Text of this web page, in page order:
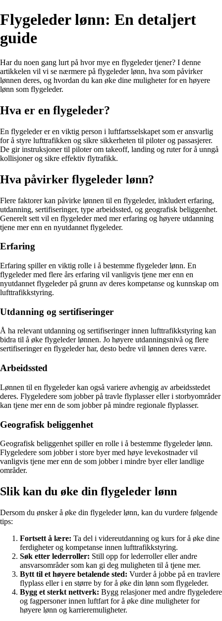
Flygeleder lønn: En detaljert
guide
Har du noen gang lurt på hvor mye en flygeleder tjener? I denne
artikkelen vil vi se nærmere på flygeleder lønn, hva som påvirker
lønnen deres, og hvordan du kan øke dine muligheter for en høyere
lønn som flygeleder.
Hva er en flygeleder?
En flygeleder er en viktig person i luftfartsselskapet som er ansvarlig
for å styre lufttrafikken og sikre sikkerheten til piloter og passasjerer.
De gir instruksjoner til piloter om takeoff, landing og ruter for å unngå
kollisjoner og sikre effektiv flytrafikk.
Hva påvirker flygeleder lønn?
Flere faktorer kan påvirke lønnen til en flygeleder, inkludert erfaring,
utdanning, sertifiseringer, type arbeidssted, og geografisk beliggenhet.
Generelt sett vil en flygeleder med mer erfaring og høyere utdanning
tjene mer enn en nyutdannet flygeleder.
Erfaring
Erfaring spiller en viktig rolle i å bestemme flygeleder lønn. En
flygeleder med flere års erfaring vil vanligvis tjene mer enn en
nyutdannet flygeleder på grunn av deres kompetanse og kunnskap om
lufttrafikkstyring.
Utdanning og sertifiseringer
Å ha relevant utdanning og sertifiseringer innen lufttrafikkstyring kan
bidra til å øke flygeleder lønnen. Jo høyere utdanningsnivå og flere
sertifiseringer en flygeleder har, desto bedre vil lønnen deres være.
Arbeidssted
Lønnen til en flygeleder kan også variere avhengig av arbeidsstedet
deres. Flygeledere som jobber på travle flyplasser eller i storbyområder
kan tjene mer enn de som jobber på mindre regionale flyplasser.
Geografisk beliggenhet
Geografisk beliggenhet spiller en rolle i å bestemme flygeleder lønn.
Flygeledere som jobber i store byer med høye levekostnader vil
vanligvis tjene mer enn de som jobber i mindre byer eller landlige
områder.
Slik kan du øke din flygeleder lønn
Dersom du ønsker å øke din flygeleder lønn, kan du vurdere følgende
tips:
Fortsett å lære: Ta del i videreutdanning og kurs for å øke dine
ferdigheter og kompetanse innen lufttrafikkstyring.
Søk etter lederroller: Still opp for lederroller eller andre
ansvarsområder som kan gi deg muligheten til å tjene mer.
Bytt til et høyere betalende sted: Vurder å jobbe på en travlere
flyplass eller i en større by for å øke din lønn som flygeleder.
Bygg et sterkt nettverk: Bygg relasjoner med andre flygeledere
og fagpersoner innen luftfart for å øke dine muligheter for
høyere lønn og karrieremuligheter.